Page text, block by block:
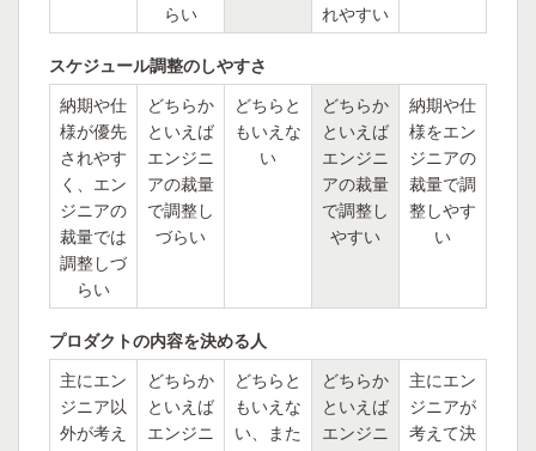
らい
れやすい
スケジュール調整のしやすさ
納期や仕
様が優先
されやす
く、エン
ジニアの
裁量では
調整しづ
らい
どちらか
といえば
エンジニ
アの裁量
で調整し
づらい
どちらと
もいえな
い
どちらか
といえば
エンジニ
アの裁量
で調整し
やすい
納期や仕
様をエン
ジニアの
裁量で調
整しやす
い
プロダクトの内容を決める人
主にエン
ジニア以
外が考え
どちらか
といえば
エンジニ
どちらと
もいえな
い、また
どちらか
といえば
エンジニ
主にエン
ジニアが
考えて決